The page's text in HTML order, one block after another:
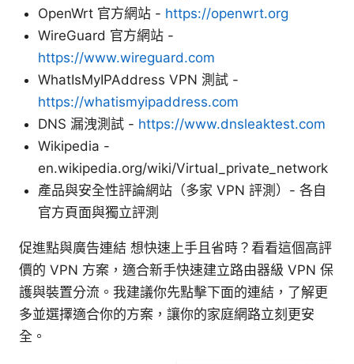
OpenWrt 官方網站 - https://openwrt.org
WireGuard 官方網站 -
https://www.wireguard.com
WhatIsMyIPAddress VPN 測試 -
https://whatismyipaddress.com
DNS 漏洩測試 - https://www.dnsleaktest.com
Wikipedia -
en.wikipedia.org/wiki/Virtual_private_network
產品與安全性評論網站（多家 VPN 評測）- 各自
官方頁面與獨立評測
促進點與廣告連結 想快速上手且省時？看看這個高評
價的 VPN 方案，適合新手快速建立路由器級 VPN 保
護與裝置分流。我建議你先點擊下面的連結，了解更
多並選擇適合你的方案，讓你的家庭網路立刻更安
全。